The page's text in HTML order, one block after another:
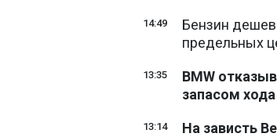
14:49
Бензин
предельных
13:35
BMW
запасом хода
13:14
На зависть